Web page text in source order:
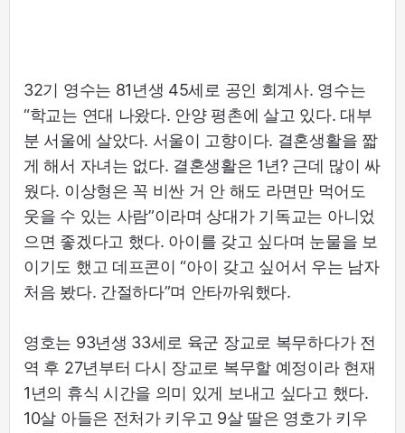
32기 영수는 81년생 45세로 공인 회계사. 영수는
“학교는 연대 나왔다. 안양 평촌에 살고 있다. 대부
분 서울에 살았다. 서울이 고향이다. 결혼생활을 짧
게 해서 자녀는 없다. 결혼생활은 1년? 근데 많이 싸
웠다. 이상형은 꼭 비싼 거 안 해도 라면만 먹어도
웃을 수 있는 사람”이라며 상대가 기독교는 아니었
으면 좋겠다고 했다. 아이를 갖고 싶다며 눈물을 보
이기도 했고 데프콘이 “아이 갖고 싶어서 우는 남자
처음 봤다. 간절하다”며 안타까워했다.
영호는 93년생 33세로 육군 장교로 복무하다가 전
역 후 27년부터 다시 장교로 복무할 예정이라 현재
1년의 휴식 시간을 의미 있게 보내고 싶다고 했다.
10살 아들은 전처가 키우고 9살 딸은 영호가 키우